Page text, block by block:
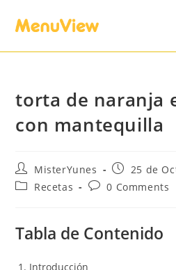
torta de naranja
con mantequilla
MisterYunes
25 de
Recetas
0 Comments
Tabla de Contenido
Introducción